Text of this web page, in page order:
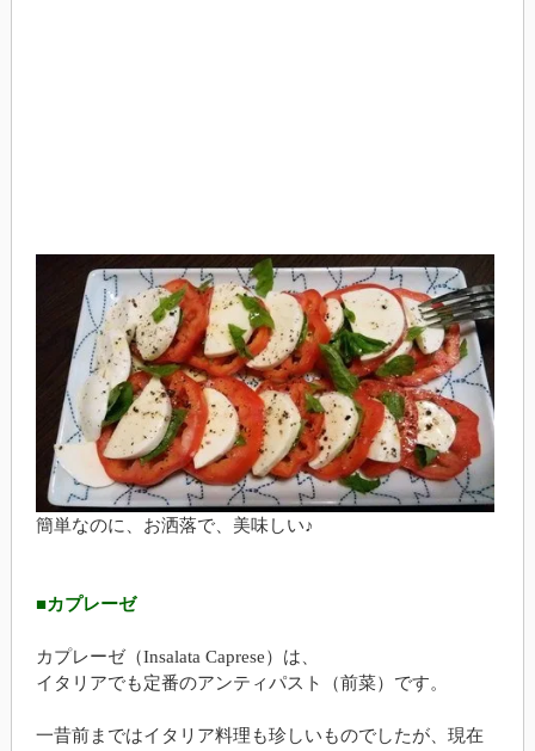
簡単なのに、お洒落で、美味しい♪
■カプレーゼ
カプレーゼ（Insalata Caprese）は、
イタリアでも定番のアンティパスト（前菜）です。
一昔前まではイタリア料理も珍しいものでしたが、現在